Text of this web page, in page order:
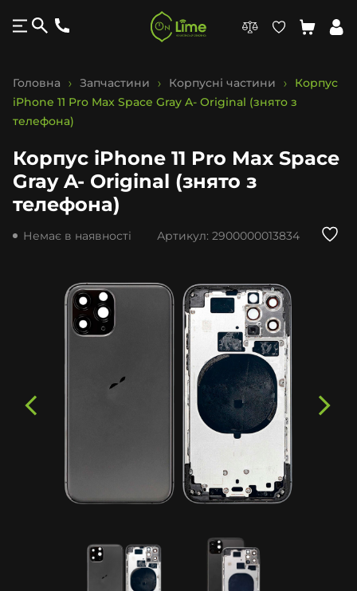
Головна Запчастини Корпусні частини
Корпус
iPhone 11 Pro Max Space Gray A- Original (знято з
телефона)
Корпус iPhone 11 Pro Max Space
Gray A- Original (знято з
телефона)
Немає в наявності Артикул: 2900000013834